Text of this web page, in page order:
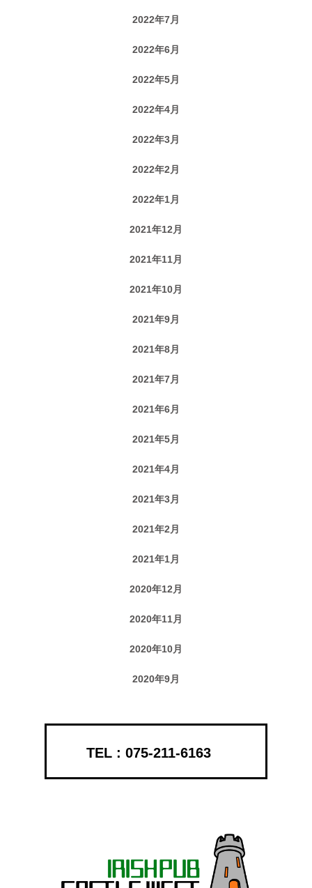
2022年7月
2022年6月
2022年5月
2022年4月
2022年3月
2022年2月
2022年1月
2021年12月
2021年11月
2021年10月
2021年9月
2021年8月
2021年7月
2021年6月
2021年5月
2021年4月
2021年3月
2021年2月
2021年1月
2020年12月
2020年11月
2020年10月
2020年9月
075-211-6163